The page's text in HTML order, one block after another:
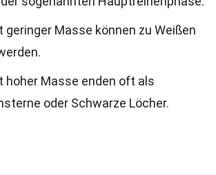
geringer Masse können zu Weißen
hoher Masse enden oft als
oder Schwarze Löcher.